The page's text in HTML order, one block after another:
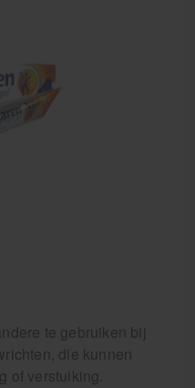
te gebruiken bij
die kunnen
of verstuiking.